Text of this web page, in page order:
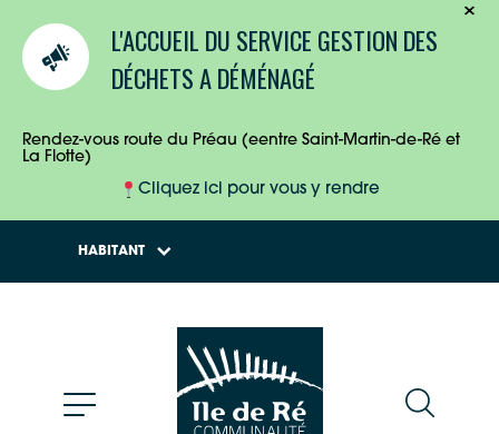
L'ACCUEIL DU SERVICE GESTION DES
DÉCHETS A DÉMÉNAGÉ
Rendez-vous route du Préau (eentre Saint-Martin-de-Ré et
La Flotte)
Cliquez ici pour vous y rendre
HABITANT
ENTREPRISES